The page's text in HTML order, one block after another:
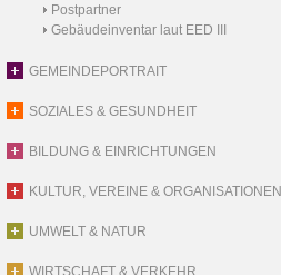
Postpartner
Gebäudeinventar laut EED III
GEMEINDEPORTRAIT
SOZIALES & GESUNDHEIT
BILDUNG & EINRICHTUNGEN
KULTUR, VEREINE & ORGANISATIONEN
UMWELT & NATUR
WIRTSCHAFT & VERKEHR